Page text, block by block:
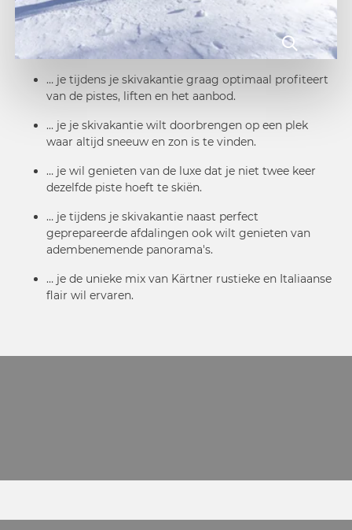
… je tijdens je skivakantie graag optimaal profiteert
van de pistes, liften en het aanbod.
... je je skivakantie wilt doorbrengen op een plek
waar altijd sneeuw en zon is te vinden.
… je wil genieten van de luxe dat je niet twee keer
dezelfde piste hoeft te skiën.
… je tijdens je skivakantie naast perfect
geprepareerde afdalingen ook wilt genieten van
adembenemende panorama's.
… je de unieke mix van Kärtner rustieke en Italiaanse
flair wil ervaren.